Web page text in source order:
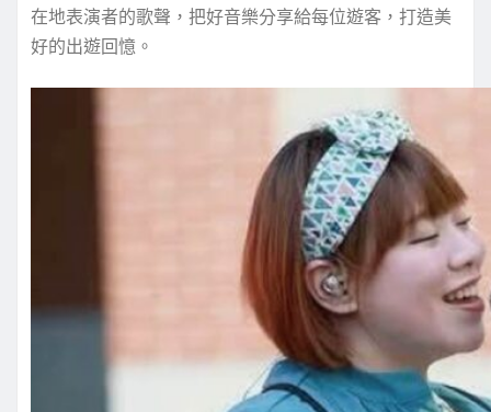
在地表演者的歌聲，把好音樂分享給每位遊客，打造美
好的出遊回憶。